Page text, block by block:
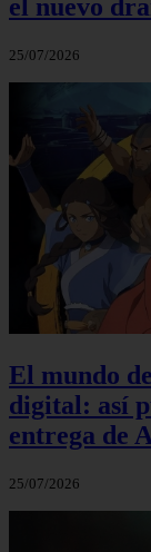
el nuevo
25/07/2026
El mundo
digital: así
entrega de
25/07/2026